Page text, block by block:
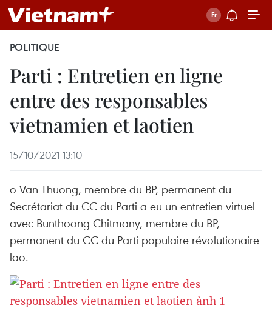
POLITIQUE
Parti : Entretien en ligne
entre des responsables
vietnamien et laotien
15/10/2021 13:10
o Van Thuong, membre du BP, permanent du
Secrétariat du CC du Parti a eu un entretien virtuel
avec Bunthoong Chitmany, membre du BP,
permanent du CC du Parti populaire révolutionaire
lao.